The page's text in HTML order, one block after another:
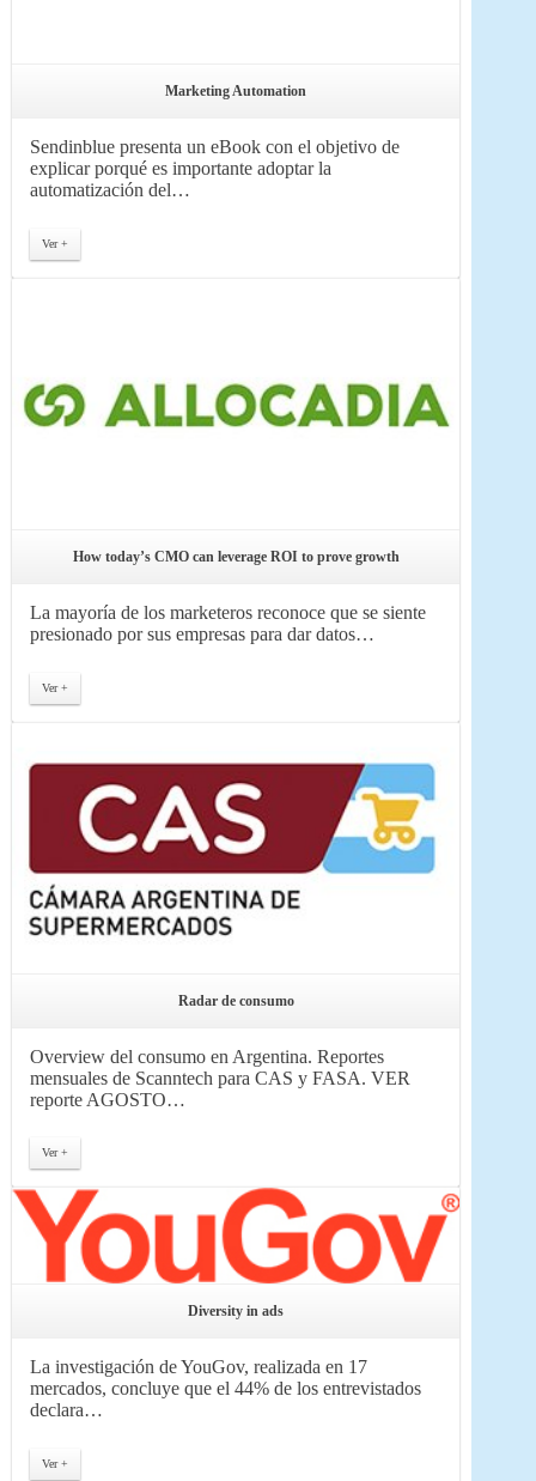
Marketing Automation
Sendinblue presenta un eBook con el objetivo de
explicar porqué es importante adoptar la
automatización del…
Ver +
How today’s CMO can leverage ROI to prove growth
La mayoría de los marketeros reconoce que se siente
presionado por sus empresas para dar datos…
Ver +
Radar de consumo
Overview del consumo en Argentina. Reportes
mensuales de Scanntech para CAS y FASA. VER
reporte AGOSTO…
Ver +
Diversity in ads
La investigación de YouGov, realizada en 17
mercados, concluye que el 44% de los entrevistados
declara…
Ver +